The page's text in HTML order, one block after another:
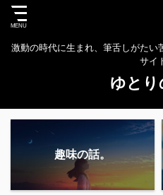
激動の時代に生まれ、筆舌しがたい
サイ
ゆとり
趣味の話。